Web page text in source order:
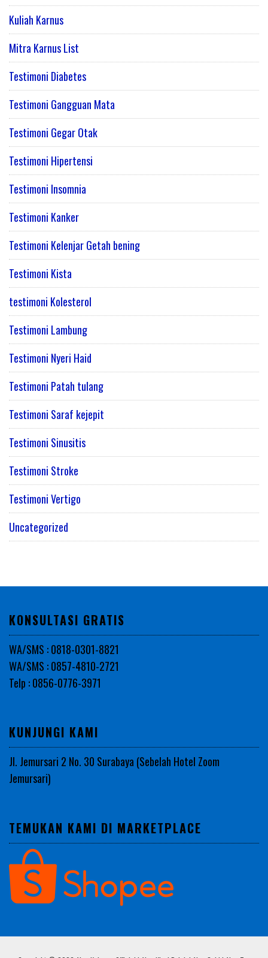
Kuliah Karnus
Mitra Karnus List
Testimoni Diabetes
Testimoni Gangguan Mata
Testimoni Gegar Otak
Testimoni Hipertensi
Testimoni Insomnia
Testimoni Kanker
Testimoni Kelenjar Getah bening
Testimoni Kista
testimoni Kolesterol
Testimoni Lambung
Testimoni Nyeri Haid
Testimoni Patah tulang
Testimoni Saraf kejepit
Testimoni Sinusitis
Testimoni Stroke
Testimoni Vertigo
Uncategorized
KONSULTASI GRATIS
WA/SMS : 0818-0301-8821
WA/SMS : 0857-4810-2721
Telp : 0856-0776-3971
KUNJUNGI KAMI
Jl. Jemursari 2 No. 30 Surabaya (Sebelah Hotel Zoom
Jemursari)
TEMUKAN KAMI DI MARKETPLACE